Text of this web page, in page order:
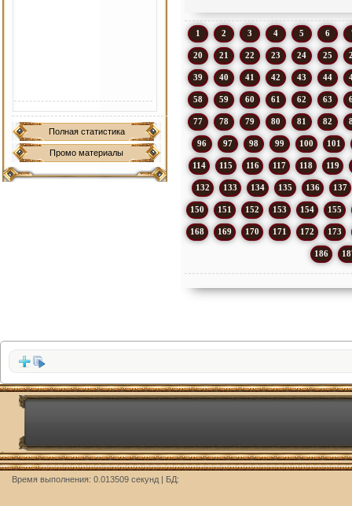
Полная статистика
Промо материалы
1 2 3 4 5 6
20 21 22 23 24 25
39 40 41 42 43 44
58 59 60 61 62 63
77 78 79 80 81 82
96 97 98 99 100 101
114 115 116 117 118 119
132 133 134 135 136 137
150 151 152 153 154 155
168 169 170 171 172 173
186
Время выполнения: 0.013509 секунд | БД: